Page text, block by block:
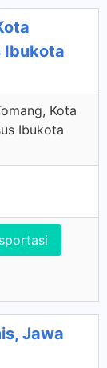
Ibukota
Kota
Ibukota
Jawa